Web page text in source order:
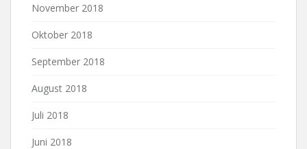
November 2018
Oktober 2018
September 2018
August 2018
Juli 2018
Juni 2018